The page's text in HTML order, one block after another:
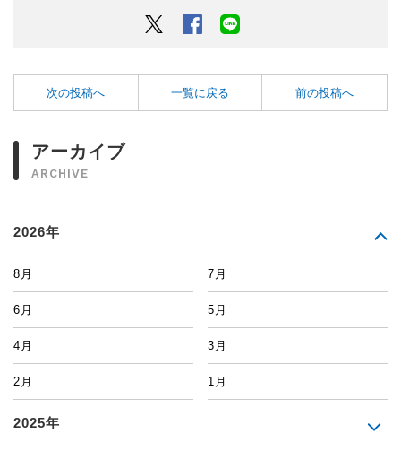
Twitter Facebook
次の投稿へ 一覧に戻る 前の投稿へ
アーカイブ
ARCHIVE
2026年
8月 7月
6月 5月
4月 3月
2月 1月
2025年